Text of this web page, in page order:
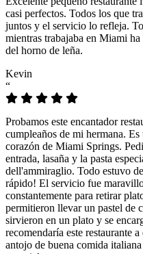
casi perfectos. Todos los que
juntos y el servicio lo refleja.
mientras trabajaba en Miami
del horno de leña.
Kevin
“
Probamos este encantador
cumpleaños de mi hermana.
corazón de Miami Springs.
entrada, lasaña y la pasta
dell'ammiraglio. Todo estuvo
rápido! El servicio fue
constantemente para retirar
permitieron llevar un pastel de
sirvieron en un plato y se
recomendaría este restaurante
antojo de buena comida